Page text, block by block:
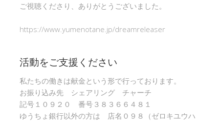
ご視聴くださり、ありがとうございました。
https://www.yumenotane.jp/dreamreleaser
活動をご支援ください
私たちの働きは献金という形で行っております。
お振り込み先 シェアリング チャーチ
記号１０９２０ 番号３８３６６４８１
ゆうちょ銀行以外の方は 店名０９８（ゼロキユウハ